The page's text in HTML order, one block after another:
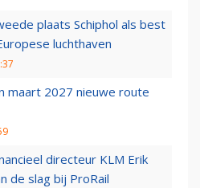
plaats Schiphol als best
luchthaven
maart 2027 nieuwe route
directeur KLM Erik
de slag bij ProRail